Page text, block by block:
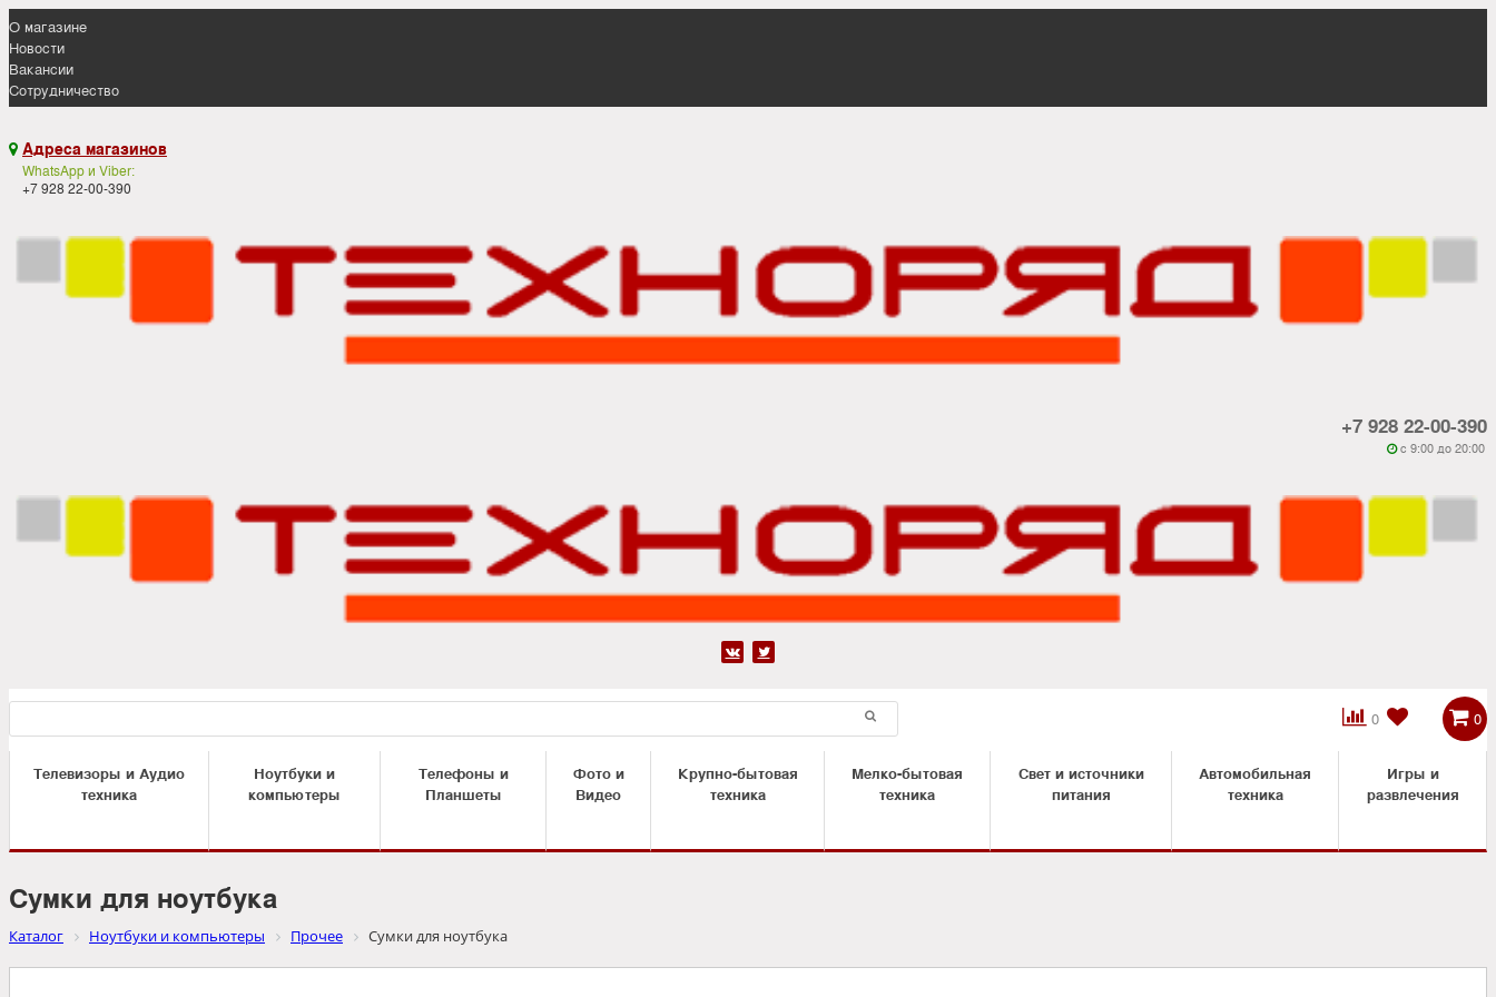
О магазине
Новости
Вакансии
Сотрудничество
 Адреса магазинов
WhatsApp и Viber:
+7 928 22-00-390
+7 928 22-00-390
 c 9:00 до 20:00
 
0

 0
Телевизоры и Аудио
техника
Ноутбуки и
компьютеры
Телефоны и
Планшеты
Фото и
Видео
Крупно-бытовая
техника
Мелко-бытовая
техника
Свет и источники
питания
Автомобильная
техника
Игры и
развлечения
Сумки для ноутбука
Каталог Ноутбуки и компьютеры Прочее Сумки для ноутбука